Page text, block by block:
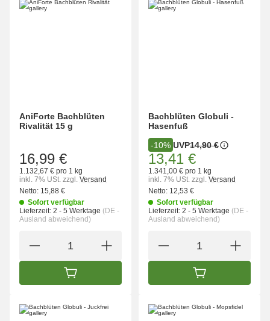
AniForte Bachblüten
Rivalität 15 g
16,99 €
1.132,67 € pro 1 kg
inkl. 7% USt. zzgl. Versand
Netto: 15,88 €
Sofort verfügbar
Lieferzeit: 2 - 5 Werktage (DE -
Ausland abweichend)
IN DEN WARENKORB
Bachblüten Globuli -
Hasenfuß
-10% UVP14,90 €
13,41 €
1.341,00 € pro 1 kg
inkl. 7% USt. zzgl. Versand
Netto: 12,53 €
Sofort verfügbar
Lieferzeit: 2 - 5 Werktage (DE -
Ausland abweichend)
IN DEN